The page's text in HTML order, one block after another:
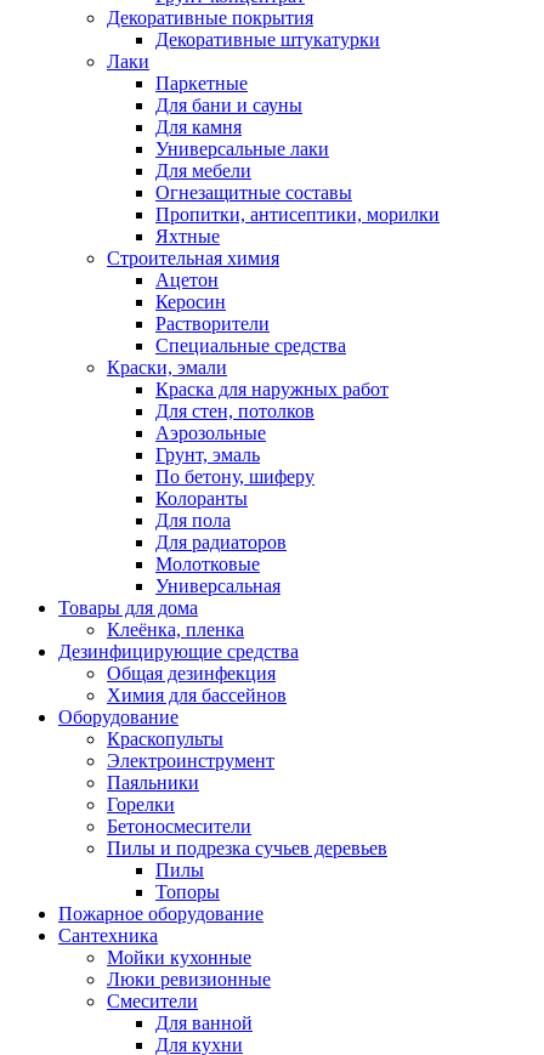
Декоративные покрытия
Декоративные штукатурки
Лаки
Паркетные
Для бани и сауны
Для камня
Универсальные лаки
Для мебели
Огнезащитные составы
Пропитки, антисептики, морилки
Яхтные
Строительная химия
Ацетон
Керосин
Растворители
Специальные средства
Краски, эмали
Краска для наружных работ
Для стен, потолков
Аэрозольные
Грунт, эмаль
По бетону, шиферу
Колоранты
Для пола
Для радиаторов
Молотковые
Универсальная
Товары для дома
Клеёнка, пленка
Дезинфицирующие средства
Общая дезинфекция
Химия для бассейнов
Оборудование
Краскопульты
Электроинструмент
Паяльники
Горелки
Бетоносмесители
Пилы и подрезка сучьев деревьев
Пилы
Топоры
Пожарное оборудование
Сантехника
Мойки кухонные
Люки ревизионные
Смесители
Для ванной
Для кухни